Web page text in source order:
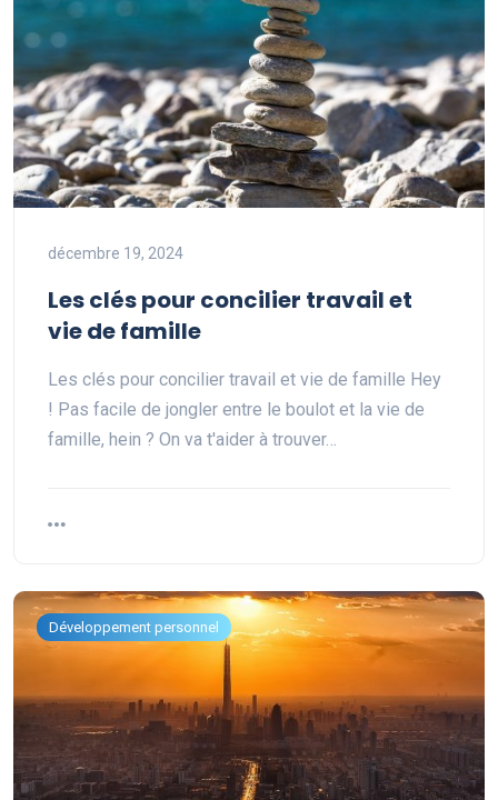
décembre 19, 2024
Les clés pour concilier travail et
vie de famille
Les clés pour concilier travail et vie de famille Hey
! Pas facile de jongler entre le boulot et la vie de
famille, hein ? On va t'aider à trouver…
Développement personnel